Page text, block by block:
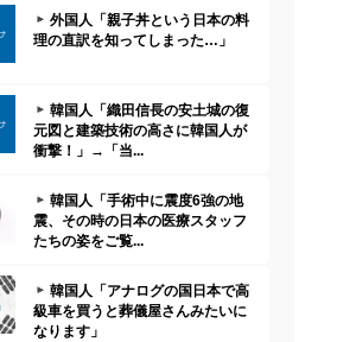
外国人「親子丼という日本の料
理の直訳を知ってしまった…」
韓国人「織田信長の安土城の復
元図と建築技術の高さに韓国人が
衝撃！」→「当...
韓国人「手術中に震度6強の地
震、その時の日本の医療スタッフ
たちの姿をご覧...
韓国人「アナログの国日本で高
級車を買うと葬儀屋さんみたいに
なります」